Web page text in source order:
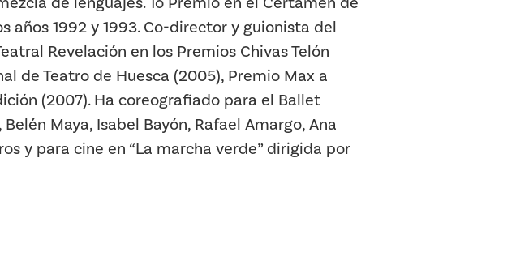
años 1992 y 1993. Co-director y guionista del
Revelación en los Premios Chivas Telón
de Teatro de Huesca (2005), Premio Max a
(2007). Ha coreografiado para el Ballet
Maya, Isabel Bayón, Rafael Amargo, Ana
y para cine en “La marcha verde” dirigida por